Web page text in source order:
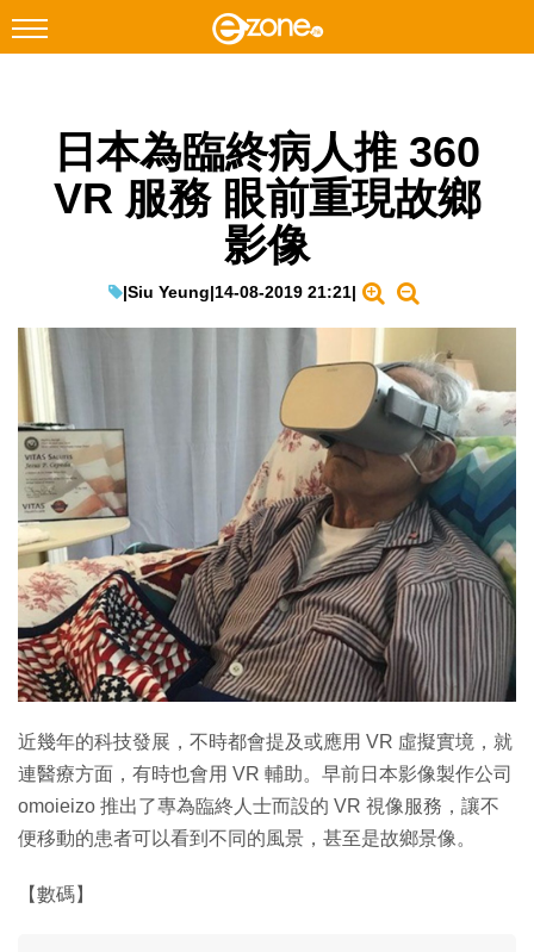
Facebook Instagram
科技焦點
教學評測
EduTech
IT Times
生成式AI與雲端應用
Enterprise Digital Transformation
特集
日本為臨終病人推 360
VR 服務 眼前重現故鄉
影像
|Siu Yeung|14-08-2019 21:21|
近幾年的科技發展，不時都會提及或應用 VR 虛擬實境，就
連醫療方面，有時也會用 VR 輔助。早前日本影像製作公司
omoieizo 推出了專為臨終人士而設的 VR 視像服務，讓不
便移動的患者可以看到不同的風景，甚至是故鄉景像。
【數碼】